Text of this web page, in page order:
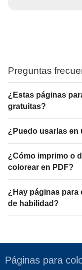
Preguntas
¿Estas páginas
gratuitas?
¿Puedo usarlas en
¿Cómo imprimo o
colorear en PDF?
¿Hay páginas para
de habilidad?
Páginas para